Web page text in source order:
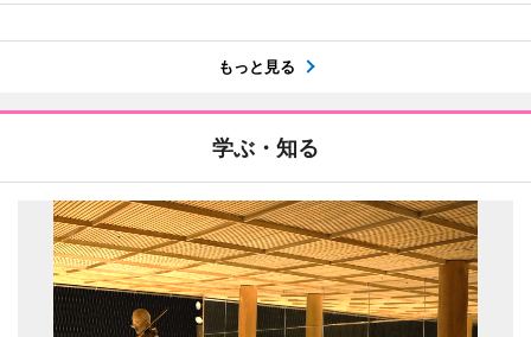
もっと見る
学ぶ・知る